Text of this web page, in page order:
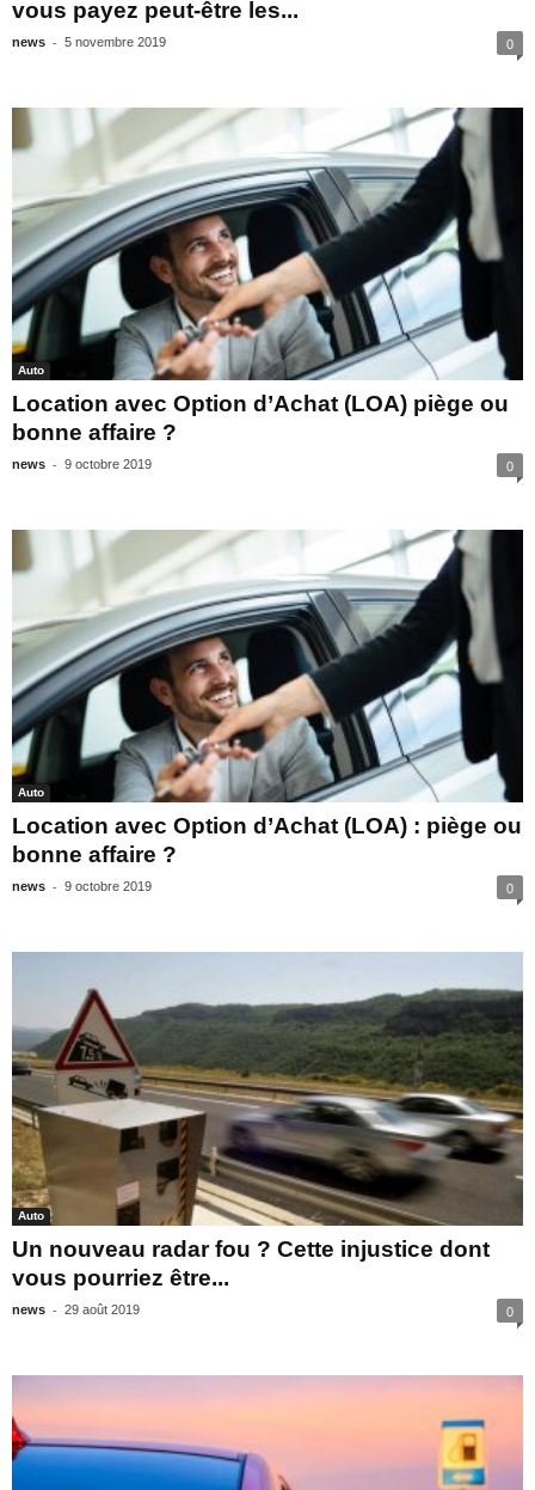
vous payez peut-être les...
news - 5 novembre 2019 0
Auto
Location avec Option d’Achat (LOA) piège ou
bonne affaire ?
news - 9 octobre 2019 0
Auto
Location avec Option d’Achat (LOA) : piège ou
bonne affaire ?
news - 9 octobre 2019 0
Auto
Un nouveau radar fou ? Cette injustice dont
vous pourriez être...
news - 29 août 2019 0